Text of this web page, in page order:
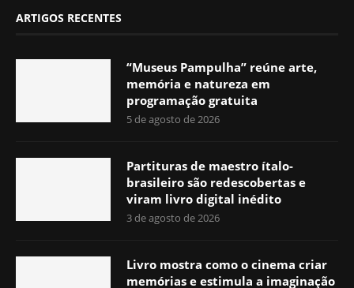
ARTIGOS RECENTES
“Museus Pampulha” reúne arte,
memória e natureza em
programação gratuita
5 de agosto de 2026
Partituras de maestro ítalo-
brasileiro são redescobertas e
viram livro digital inédito
3 de agosto de 2026
Livro mostra como o cinema criar
memórias e estimula a imaginação